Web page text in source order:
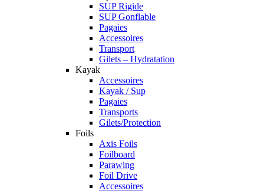
SUP Rigide
SUP Gonflable
Pagaies
Accessoires
Transport
Gilets – Hydratation
Kayak
Accessoires
Kayak / Sup
Pagaies
Transports
Gilets/Protection
Foils
Axis Foils
Foilboard
Parawing
Foil Drive
Accessoires